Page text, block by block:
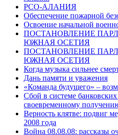
РСО-АЛАНИЯ
Обеспечение пожарной
Освоение начальной
ПОСТАНОВЛЕНИЕ
ЮЖНАЯ ОСЕТИЯ
ПОСТАНОВЛЕНИЕ
ЮЖНАЯ ОСЕТИЯ
Когда музыка сильнее
Дань памяти и уважения
«Команда будущего» –
Сбой в системе
своевременному
Верность клятве: подвиг
2008 года
Война 08.08.08: рассказы